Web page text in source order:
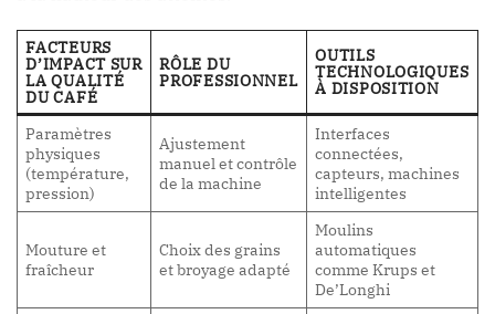
FACTEURS
D’IMPACT SUR
LA QUALITÉ
DU CAFÉ
RÔLE DU
PROFESSIONNEL
OUTILS
TECHNOLOGIQUES
À DISPOSITION
Paramètres
physiques
(température,
pression)
Ajustement
manuel et contrôle
de la machine
Interfaces
connectées,
capteurs, machines
intelligentes
Mouture et
fraîcheur
Choix des grains
et broyage adapté
Moulins
automatiques
comme Krups et
De’Longhi